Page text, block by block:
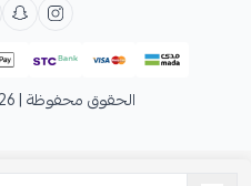
الحقوق محفوظة | 2026